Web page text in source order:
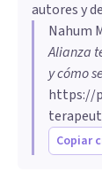
autores y
Nahum
Alianza
y cómo
https://
Copiar